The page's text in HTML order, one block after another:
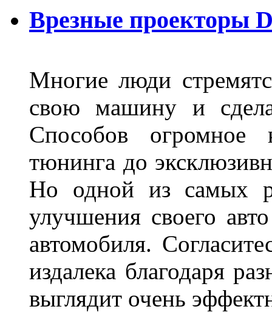
Врезные проекторы
Многие люди
свою машину и
Способов огромное
тюнинга до
Но одной из самых
улучшения своего
автомобиля.
издалека благодаря
выглядит очень